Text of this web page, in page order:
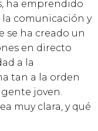
ha emprendido
comunicación y
se ha creado un
en directo
a la
tan a la orden
joven.
muy clara, y qué